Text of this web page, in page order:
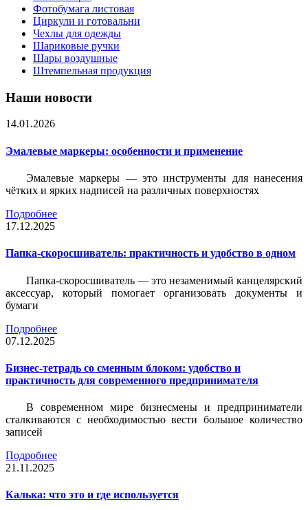
Фотобумага листовая
Циркули и готовальни
Чехлы для одежды
Шариковые ручки
Шары воздушные
Штемпельная продукция
Наши новости
14.01.2026
Эмалевые маркеры: особенности и применение
Эмалевые маркеры — это инструменты для нанесения
чётких и ярких надписей на различных поверхностях
Подробнее
17.12.2025
Папка-скоросшиватель: практичность и удобство в одном
Папка-скоросшиватель — это незаменимый канцелярский
аксессуар, который помогает организовать документы и
бумаги
Подробнее
07.12.2025
Бизнес-тетрадь со сменным блоком: удобство и
практичность для современного предпринимателя
В современном мире бизнесмены и предприниматели
сталкиваются с необходимостью вести большое количество
записей
Подробнее
21.11.2025
Калька: что это и где используется